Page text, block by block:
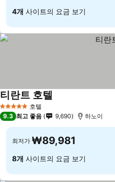
4개 사이트의 요금 보기
5 성급 호텔
티란트 호텔
9.3 최고 좋음 9,690 하노이
최저가 ₩89,981
8개 사이트의 요금 보기